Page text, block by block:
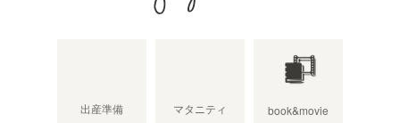
出産準備 マタニティ book&movie